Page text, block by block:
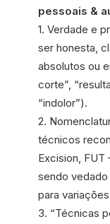
pessoais &
1. Verdade e
ser honesta,
absolutos ou
corte”,
“indolor”).
2.
técnicos
Excision, FUT
sendo
para
3. “Técnicas